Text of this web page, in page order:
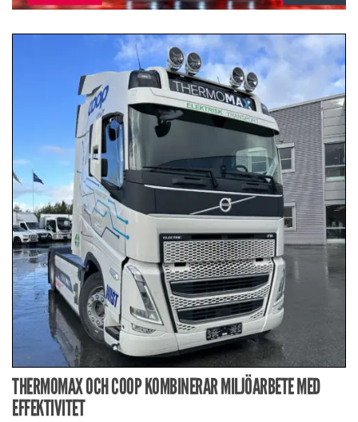
THERMOMAX OCH COOP KOMBINERAR MILJÖARBETE MED
EFFEKTIVITET